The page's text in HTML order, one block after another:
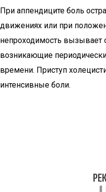
При аппендиците боль
движениях или при
непроходимость вызывает
возникающие
времени. Приступ
интенсивные боли.